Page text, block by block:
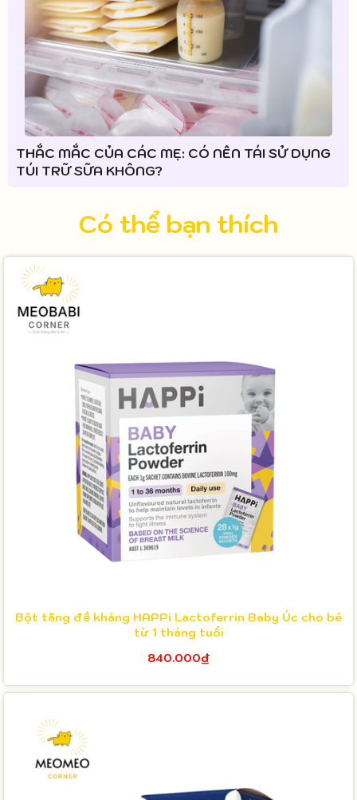
THẮC MẮC CỦA CÁC MẸ: CÓ NÊN TÁI SỬ DỤNG
TÚI TRỮ SỮA KHÔNG?
Có thể bạn thích
Bột tăng đề kháng HAPPi Lactoferrin Baby Úc cho bé
từ 1 tháng tuổi
840.000₫